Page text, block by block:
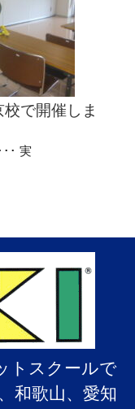
で開催しま
･ 実
トスクールで
和歌山、愛知